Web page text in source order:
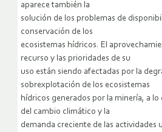
aparece también la
solución de los problemas de
conservación de los
ecosistemas hídricos. El
recurso y las prioridades de su
uso están siendo afectadas por la
sobrexplotación de los ecosistemas
hídricos generados por la minería, a lo
del cambio climático y la
demanda creciente de las actividades